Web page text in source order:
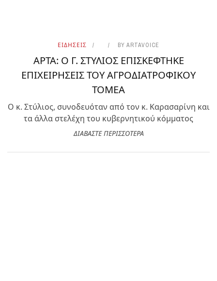
ΕΙΔΗΣΕΙΣ BY ARTAVOICE
ΑΡΤΑ: Ο Γ. ΣΤΥΛΙΟΣ ΕΠΙΣΚΕΦΤΗΚΕ
ΕΠΙΧΕΙΡΗΣΕΙΣ ΤΟΥ ΑΓΡΟΔΙΑΤΡΟΦΙΚΟΥ
ΤΟΜΕΑ
Ο κ. Στύλιος, συνοδευόταν από τον κ. Καρασαρίνη και
τα άλλα στελέχη του κυβερνητικού κόμματος
ΔΙΑΒΑΣΤΕ ΠΕΡΙΣΣΟΤΕΡΑ